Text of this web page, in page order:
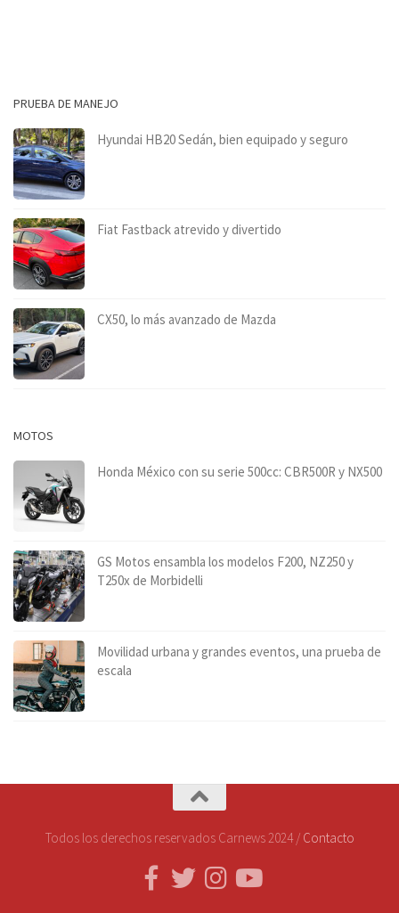
PRUEBA DE MANEJO
Hyundai HB20 Sedán, bien equipado y seguro
Fiat Fastback atrevido y divertido
CX50, lo más avanzado de Mazda
MOTOS
Honda México con su serie 500cc: CBR500R y NX500
GS Motos ensambla los modelos F200, NZ250 y
T250x de Morbidelli
Movilidad urbana y grandes eventos, una prueba de
escala
Todos los derechos reservados Carnews 2024 / Contacto